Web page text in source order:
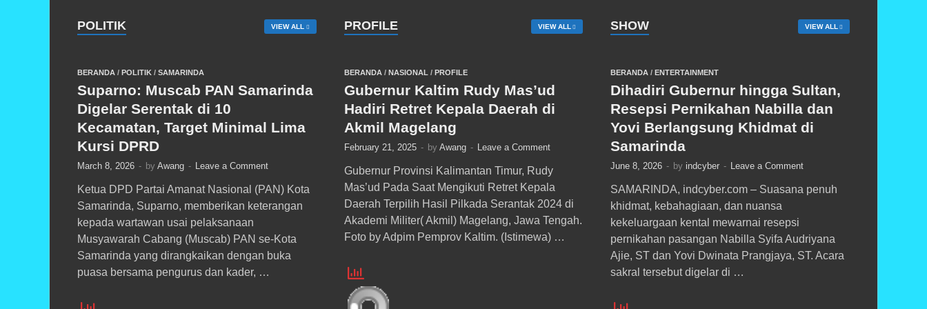
POLITIK VIEW ALL
BERANDA / POLITIK / SAMARINDA
Suparno: Muscab PAN Samarinda
Digelar Serentak di 10
Kecamatan, Target Minimal Lima
Kursi DPRD
March 8, 2026 - by Awang - Leave a Comment
Ketua DPD Partai Amanat Nasional (PAN) Kota
Samarinda, Suparno, memberikan keterangan
kepada wartawan usai pelaksanaan
Musyawarah Cabang (Muscab) PAN se-Kota
Samarinda yang dirangkaikan dengan buka
puasa bersama pengurus dan kader, …
PROFILE VIEW ALL
BERANDA/ NASIONAL / PROFILE
Gubernur Kaltim Rudy Mas’ud
Hadiri Retret Kepala Daerah di
Akmil Magelang
February 21, 2025 - by Awang - Leave a Comment
Gubernur Provinsi Kalimantan Timur, Rudy
Mas’ud Pada Saat Mengikuti Retret Kepala
Daerah Terpilih Hasil Pilkada Serantak 2024 di
Akademi Militer( Akmil) Magelang, Jawa Tengah.
Foto by Adpim Pemprov Kaltim. (Istimewa) …
SHOW VIEW ALL
BERANDA / ENTERTAINMENT
Dihadiri Gubernur hingga Sultan,
Resepsi Pernikahan Nabilla dan
Yovi Berlangsung Khidmat di
Samarinda
June 8, 2026 - by indcyber - Leave a Comment
SAMARINDA, indcyber.com – Suasana penuh
khidmat, kebahagiaan, dan nuansa
kekeluargaan kental mewarnai resepsi
pernikahan pasangan Nabilla Syifa Audriyana
Ajie, ST dan Yovi Dwinata Prangjaya, ST. Acara
sakral tersebut digelar di …